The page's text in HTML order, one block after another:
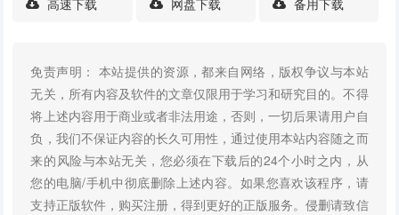
高速下载 网盘下载 备用下载
免责声明： 本站提供的资源，都来自网络，版权争议与本站
无关，所有内容及软件的文章仅限用于学习和研究目的。不得
将上述内容用于商业或者非法用途，否则，一切后果请用户自
负，我们不保证内容的长久可用性，通过使用本站内容随之而
来的风险与本站无关，您必须在下载后的24个小时之内，从
您的电脑/手机中彻底删除上述内容。如果您喜欢该程序，请
支持正版软件，购买注册，得到更好的正版服务。侵删请致信